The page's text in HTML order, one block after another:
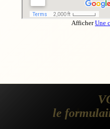
le
le
AfficherUne